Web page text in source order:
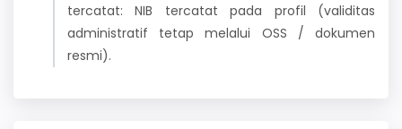
tercatat: NIB tercatat pada profil (validitas
administratif tetap melalui OSS / dokumen
resmi).